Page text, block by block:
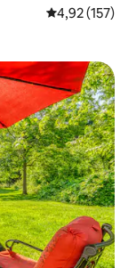
Gemiddelde
4,92 (157)